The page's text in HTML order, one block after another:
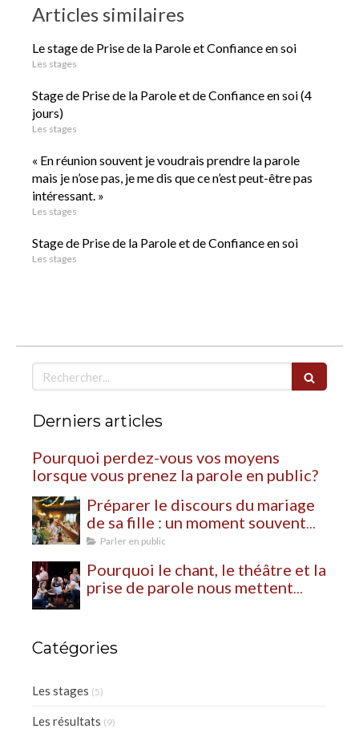
Articles similaires
Le stage de Prise de la Parole et Confiance en soi
Les stages
Stage de Prise de la Parole et de Confiance en soi (4
jours)
Les stages
« En réunion souvent je voudrais prendre la parole
mais je n’ose pas, je me dis que ce n’est peut-être pas
intéressant. »
Les stages
Stage de Prise de la Parole et de Confiance en soi
Les stages
Rechercher
Derniers articles
Pourquoi perdez-vous vos moyens
lorsque vous prenez la parole en public?
Préparer le discours du mariage
de sa fille : un moment souvent
plus bouleversant qu’on ne
Parler en public
Pourquoi le chant, le théâtre et la
prise de parole nous mettent
Catégories
Les stages (5)
Les résultats (9)